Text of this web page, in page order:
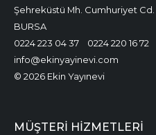
Şehreküstü Mh. Cumhuriyet
BURSA
0224 223 04 37
0224 220 16 72
info@ekinyayinevi.com
© 2026 Ekin Yayınevi
MÜŞTERI HIZMETLERI